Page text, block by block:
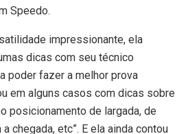
Speedo.
impressionante, ela
dicas com seu técnico
poder fazer a melhor prova
em alguns casos com dicas sobre
posicionamento de largada, de
chegada, etc”. E ela ainda contou